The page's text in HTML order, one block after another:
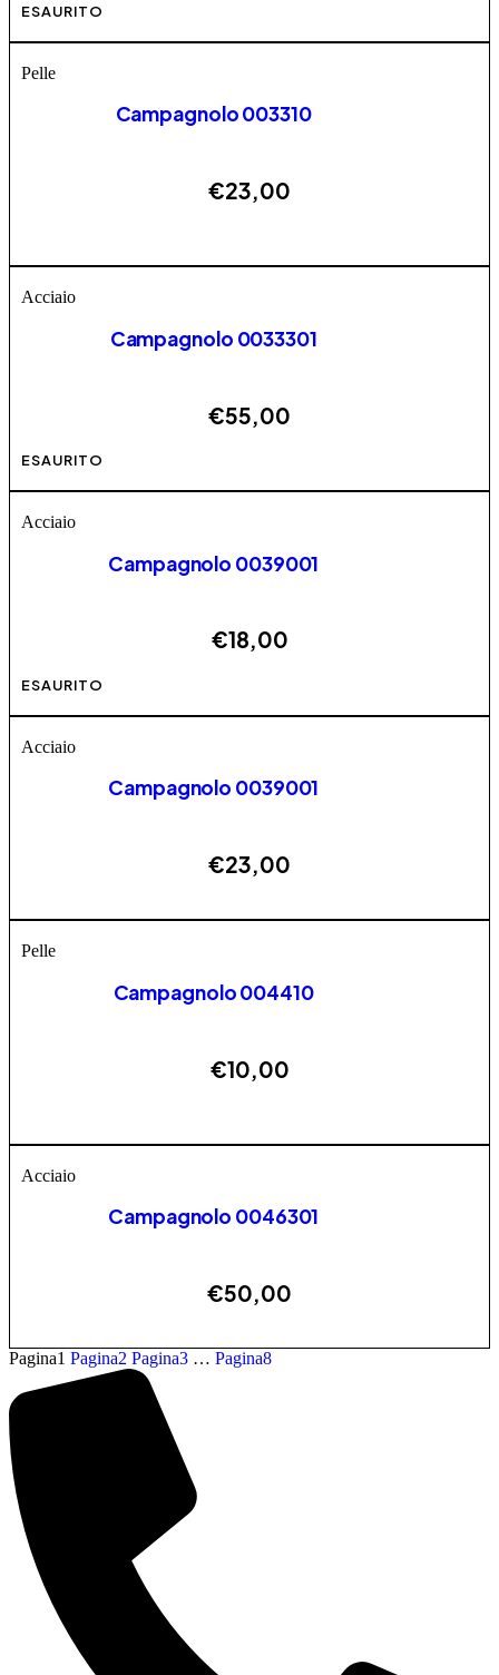
ESAURITO
Pelle
Campagnolo 003310
€23,00
Acciaio
Campagnolo 0033301
€55,00
ESAURITO
Acciaio
Campagnolo 0039001
€18,00
ESAURITO
Acciaio
Campagnolo 0039001
€23,00
Pelle
Campagnolo 004410
€10,00
Acciaio
Campagnolo 0046301
€50,00
Pagina1 Pagina2 Pagina3 … Pagina8